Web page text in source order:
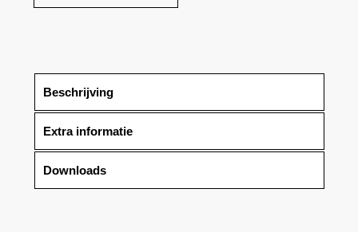
Beschrijving
Extra informatie
Downloads